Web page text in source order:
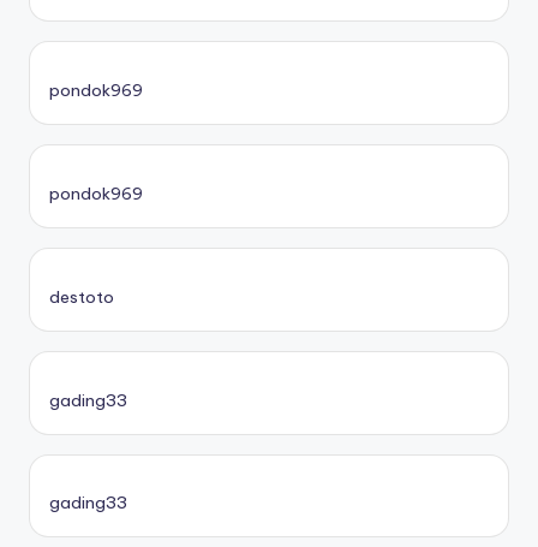
pondok969
pondok969
destoto
gading33
gading33